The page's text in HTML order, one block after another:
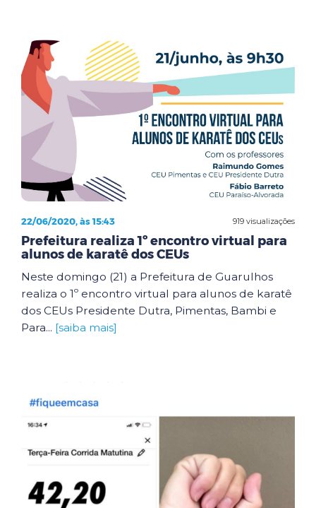
919 visualizações
22/06/2020, às 15:43
Prefeitura realiza 1º encontro virtual para
alunos de karatê dos CEUs
Neste domingo (21) a Prefeitura de Guarulhos
realiza o 1º encontro virtual para alunos de karatê
dos CEUs Presidente Dutra, Pimentas, Bambi e
Para... [saiba mais]